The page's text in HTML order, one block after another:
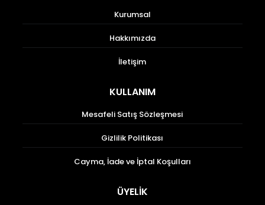
Kurumsal
Hakkımızda
İletişim
KULLANIM
Mesafeli Satış Sözleşmesi
Gizlilik Politikası
Cayma, İade ve İptal Koşulları
ÜYELİK